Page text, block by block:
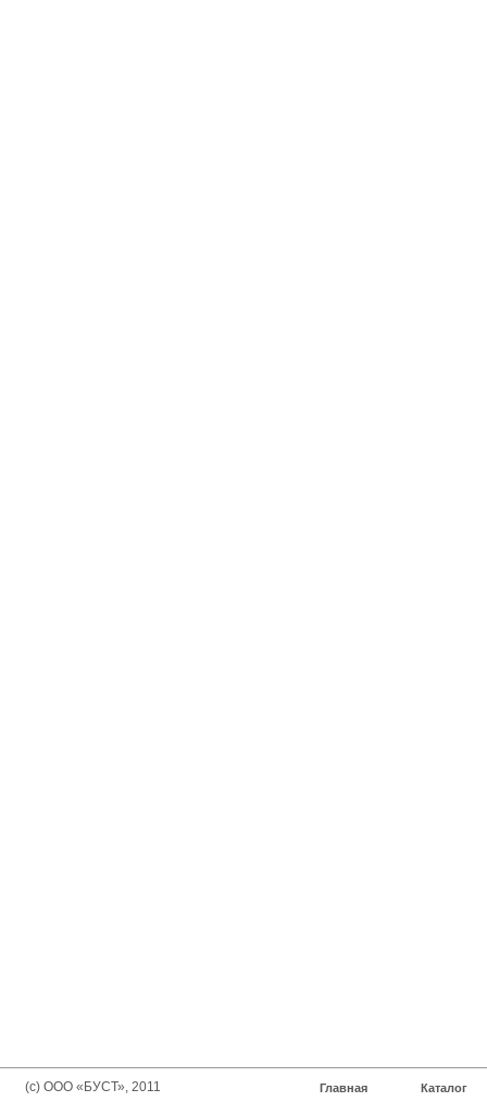
(с) ООО «БУСТ», 2011 Главная Каталог